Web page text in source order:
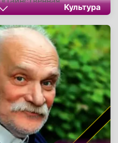
брак»,
красивая».
Культура